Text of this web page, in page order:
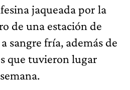
jaqueada por la
de una estación de
sangre fría, además de
que tuvieron lugar